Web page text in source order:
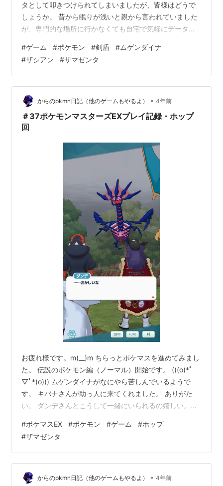
タとして叩きつけられてしまいましたが、皆様はどうで
しょうか。 昔から眠りが浅いと親から言われていました
が、専門的な場所に行かなくても自宅で気軽にデータが
本当。 ①.今回の内容 ムゲンダイナ戦をお届けします。
区切りのいい所まで書こうとしたら長くなってしまいま
したが、書いている本人は楽しかったのでいいでしょ
う。自己完結 ②.前回のあらすじ 前々回からローズ委員
長とバトルを開始した定規。 ローズ委員長はダイオウド
ウのキョダイマックスで応戦…
#ゲーム #ポケモン #剣盾 #ムゲンダイナ
#ザシアン #ザマゼンタ
からのpkmn日記（他のゲームもやるよ） • 4年前
＃37ポケモンマスターズEXプレイ記録・ホップ
回
お疲れ様です。m(__)m ちらっとポケマスを進めてみまし
た。 伝説のポケモン編（ノーマル）開始です。 (((o(*ﾟ
▽ﾟ*)o))) ムゲンダイナがなにやら苦しんでいるようで
す。 キバナさんが助っ人に来てくれました。 ありがた
い。 ダンデさんとこうして一緒にいられるの嬉しい。
だよね。好きなポケモン。 なにこのイケメン・・・。 ど
うやらポケマスにはまだマサル氏がいない様子。 これか
らきてくれるかな？ Σ(￣ロ￣lll)ｶﾞｰﾝ 来てくれたらいい
な。 レッドさんが何かを感じ取った様子。無意識でうず
くんでしょうねｗ かっこいい…
#ポケマスEX #ポケモン #ゲーム #ホップ
#ザマゼンタ
からのpkmn日記（他のゲームもやるよ） • 4年前